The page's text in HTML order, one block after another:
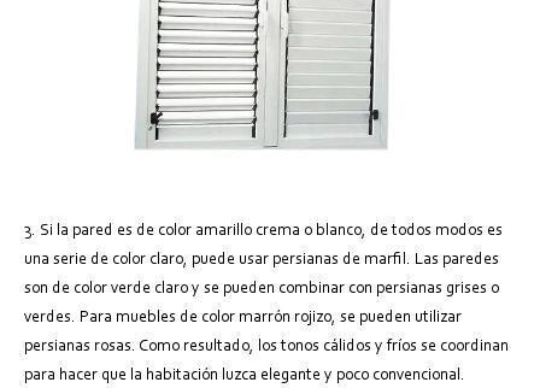
3. Si la pared es de color amarillo crema o blanco, de todos modos es
una serie de color claro, puede usar persianas de marfil. Las paredes
son de color verde claro y se pueden combinar con persianas grises o
verdes. Para muebles de color marrón rojizo, se pueden utilizar
persianas rosas. Como resultado, los tonos cálidos y fríos se coordinan
para hacer que la habitación luzca elegante y poco convencional.